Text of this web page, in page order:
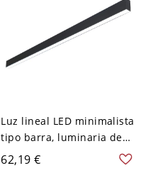
Luz lineal LED minimalista
tipo barra, luminaria de
aluminio de perfil bajo
62,19 €